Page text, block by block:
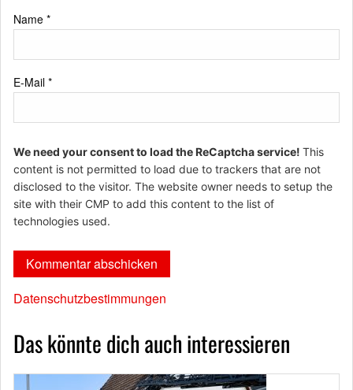
Name *
E-Mail *
We need your consent to load the ReCaptcha service! This
content is not permitted to load due to trackers that are not
disclosed to the visitor. The website owner needs to setup the
site with their CMP to add this content to the list of
technologies used.
Datenschutzbestimmungen
Das könnte dich auch interessieren